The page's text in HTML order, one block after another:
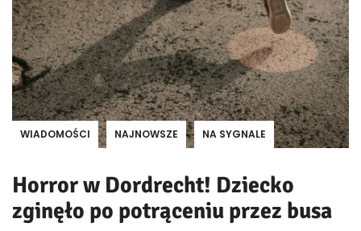
WIADOMOŚCI NAJNOWSZE NA SYGNALE
Horror w Dordrecht! Dziecko
zginęło po potrąceniu przez busa